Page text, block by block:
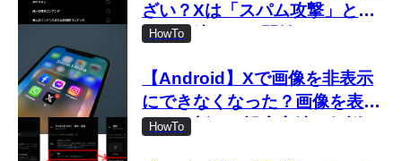
ざい？Xは「スパム攻撃」とし
て取り締まりを開始
HowTo
【Android】Xで画像を非表示
にできなくなった？画像を表示
しない新しい設定方法を解説
HowTo